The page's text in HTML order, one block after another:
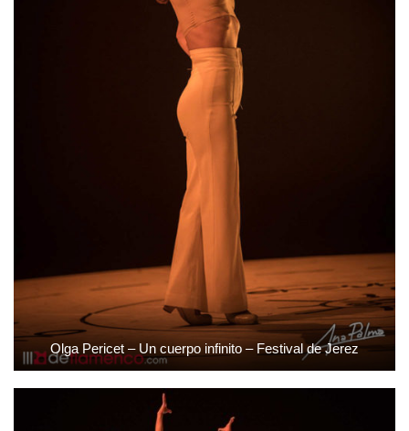
Olga Pericet – Un cuerpo infinito – Festival de Jerez